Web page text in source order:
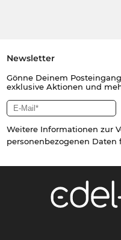
Newsletter
Gönne Deinem
exklusive Aktionen und
Weitere Informationen zur
personenbezogenen Daten